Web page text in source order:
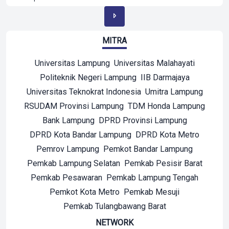
MITRA
Universitas Lampung Universitas Malahayati
Politeknik Negeri Lampung IIB Darmajaya
Universitas Teknokrat Indonesia Umitra Lampung
RSUDAM Provinsi Lampung TDM Honda Lampung
Bank Lampung DPRD Provinsi Lampung
DPRD Kota Bandar Lampung DPRD Kota Metro
Pemrov Lampung Pemkot Bandar Lampung
Pemkab Lampung Selatan Pemkab Pesisir Barat
Pemkab Pesawaran Pemkab Lampung Tengah
Pemkot Kota Metro Pemkab Mesuji
Pemkab Tulangbawang Barat
NETWORK